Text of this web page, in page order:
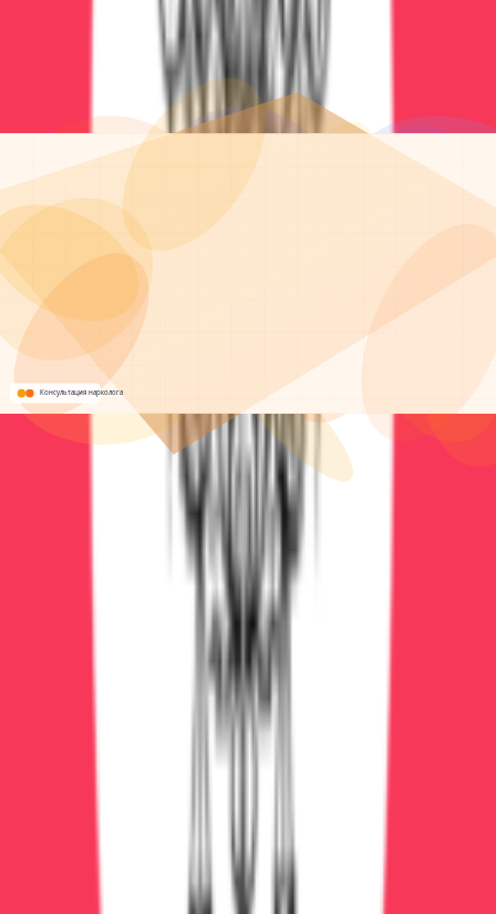
Не ждите ухудшения состояния!
При острой интоксикации или абстинентном
синдроме каждая минута критически важна. Наша
бригада выезжает круглосуточно и оказывает
экстренную помощь на дому или в клинике.
ЭКСТРЕННЫЙ ВЫЗОВ
100% анонимность
Без постановки на учет
Работаем 24/7
Звонок бесплатный • Консультация анонимная •
Помощь круглосуточно
Экстренная помощь 24/7
Срочная помощь и стабилизация
Детоксикация, кодирование и психотерапия — под
контролем опытных врачей, анонимно и безопасно.
Экстренная детоксикация
Экстренная помощь 24/7: выезд, капельницы,
Экспресс-диагностика